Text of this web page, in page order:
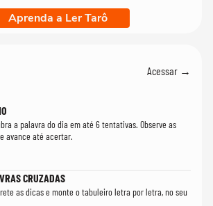
Aprenda a Ler Tarô
Acessar →
a palavra do dia em até 6 tentativas. Observe as
avance até acertar.
CRUZADAS
as dicas e monte o tabuleiro letra por letra, no seu